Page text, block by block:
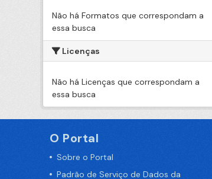
Não há Formatos que correspondam a
essa busca
Licenças
Não há Licenças que correspondam a
essa busca
O Portal
Sobre o Portal
Padrão de Serviço de Dados da